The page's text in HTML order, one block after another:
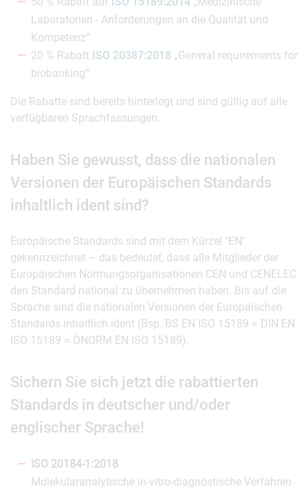
Laboratorien - Anforderungen an die Qualität und
Kompetenz“
20 % Rabatt ISO 20387:2018 „General requirements for
biobanking“
Die Rabatte sind bereits hinterlegt und sind gültig auf alle
verfügbaren Sprachfassungen.
Haben Sie gewusst, dass die nationalen
Versionen der Europäischen Standards
inhaltlich ident sind?
Europäische Standards sind mit dem Kürzel "EN"
gekennzeichnet – das bedeutet, dass alle Mitglieder der
Europäischen Normungsorganisationen CEN und CENELEC
den Standard national zu übernehmen haben. Bis auf die
Sprache sind die nationalen Versionen der Europäischen
Standards inhaltlich ident (Bsp. BS EN ISO 15189 = DIN EN
ISO 15189 = ÖNORM EN ISO 15189).
Sichern Sie sich jetzt die rabattierten
Standards in deutscher und/oder
englischer Sprache!
ISO 20184-1:2018
Molekularanalytische in-vitro-diagnostische Verfahren -